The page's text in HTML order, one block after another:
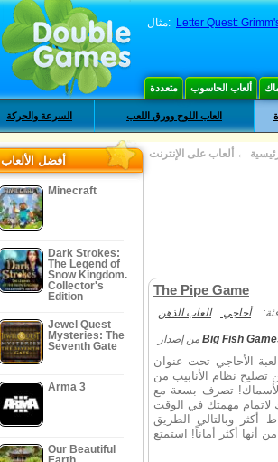
مثال: Letter Quest:
متعددة ألعاب الحاسوب
السرعة والحركة العاب اللوح وورق اللعب
أفضل الألعاب
Minecraft
Dark Strokes:
The Legend of
Snow Kingdom.
Collector's
Edition
Jewel Quest
Mysteries: The
Seventh Gate
Arma 3
Our Beautiful
← ألعاب على الإنترنت
The Pipe Game
أحاجي العاب الذهن
Big Fish
الأحاجي تحت عنوان
نظام الأنابيب من
تصرف بسعة مع
لاتمام مهمتك في الوقت
وبالتالي الطريق